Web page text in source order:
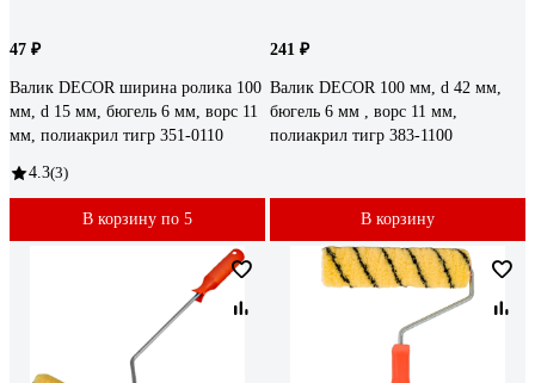
47 ₽
Валик DECOR ширина ролика 100
мм, d 15 мм, бюгель 6 мм, ворс 11
мм, полиакрил тигр 351-0110
4.3(3)
В корзину по 5
241 ₽
Валик DECOR 100 мм, d 42 мм,
бюгель 6 мм , ворс 11 мм,
полиакрил тигр 383-1100
В корзину